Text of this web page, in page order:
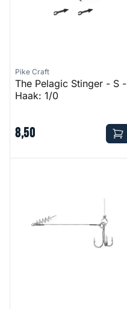
Pike Craft
The Pelagic Stinger - S -
Haak: 1/0
8,50